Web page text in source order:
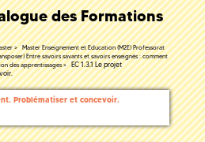
des Formations
Master Enseignement et Education (M2E) Professorat
Entre savoirs savants et savoirs enseignés : comment
des apprentissages
EC 1.3.1 Le projet
Problématiser et concevoir.